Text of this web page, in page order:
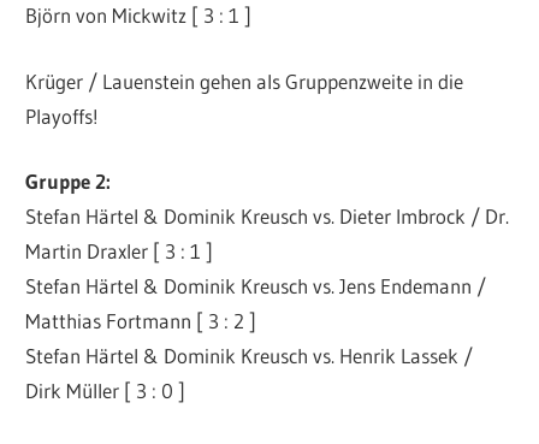
Björn von Mickwitz [ 3 : 1 ]
Krüger / Lauenstein gehen als Gruppenzweite in die
Playoffs!
Gruppe 2:
Stefan Härtel & Dominik Kreusch vs. Dieter Imbrock / Dr.
Martin Draxler [ 3 : 1 ]
Stefan Härtel & Dominik Kreusch vs. Jens Endemann /
Matthias Fortmann [ 3 : 2 ]
Stefan Härtel & Dominik Kreusch vs. Henrik Lassek /
Dirk Müller [ 3 : 0 ]